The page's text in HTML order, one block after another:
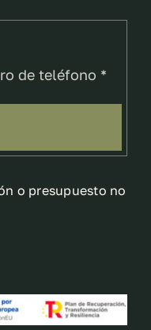
o presupuesto no